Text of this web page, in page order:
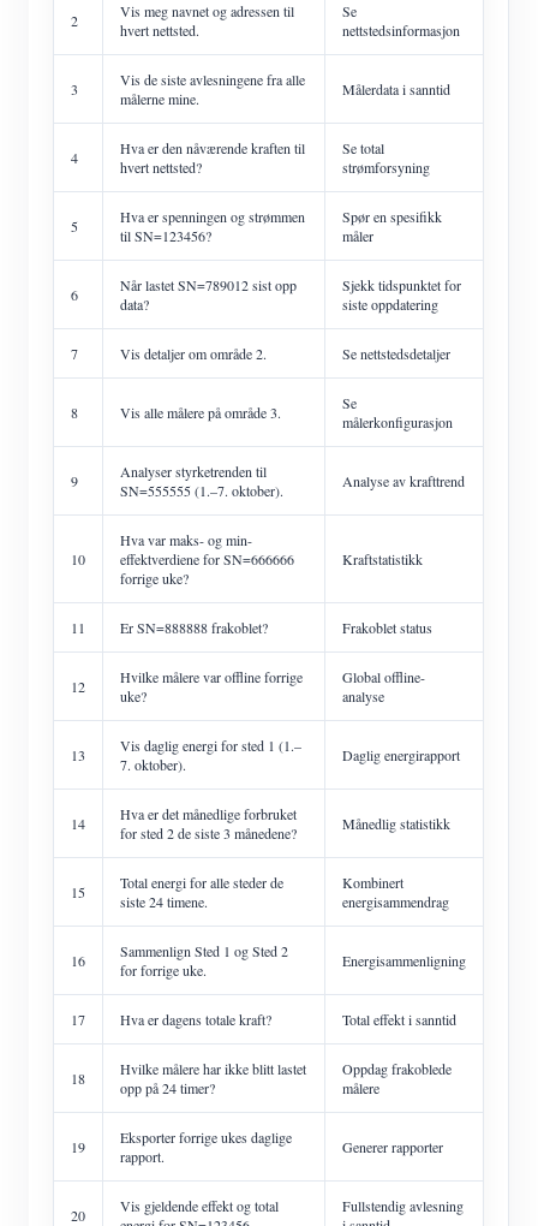
2
Vis meg navnet og adressen til
hvert nettsted.
Se
nettstedsinformasjon
3
Vis de siste avlesningene fra alle
målerne mine.
Målerdata i sanntid
4
Hva er den nåværende kraften til
hvert nettsted?
Se total
strømforsyning
5
Hva er spenningen og strømmen
til SN=123456?
Spør en spesifikk
måler
6
Når lastet SN=789012 sist opp
data?
Sjekk tidspunktet for
siste oppdatering
7 Vis detaljer om område 2. Se nettstedsdetaljer
8 Vis alle målere på område 3.
Se
målerkonfigurasjon
9
Analyser styrketrenden til
SN=555555 (1.–7. oktober).
Analyse av krafttrend
10
Hva var maks- og min-
effektverdiene for SN=666666
forrige uke?
Kraftstatistikk
11 Er SN=888888 frakoblet? Frakoblet status
12
Hvilke målere var offline forrige
uke?
Global offline-
analyse
13
Vis daglig energi for sted 1 (1.–
7. oktober).
Daglig energirapport
14
Hva er det månedlige forbruket
for sted 2 de siste 3 månedene?
Månedlig statistikk
15
Total energi for alle steder de
siste 24 timene.
Kombinert
energisammendrag
16
Sammenlign Sted 1 og Sted 2
for forrige uke.
Energisammenligning
17 Hva er dagens totale kraft? Total effekt i sanntid
18
Hvilke målere har ikke blitt lastet
opp på 24 timer?
Oppdag frakoblede
målere
19
Eksporter forrige ukes daglige
rapport.
Generer rapporter
20
Vis gjeldende effekt og total
Fullstendig avlesning